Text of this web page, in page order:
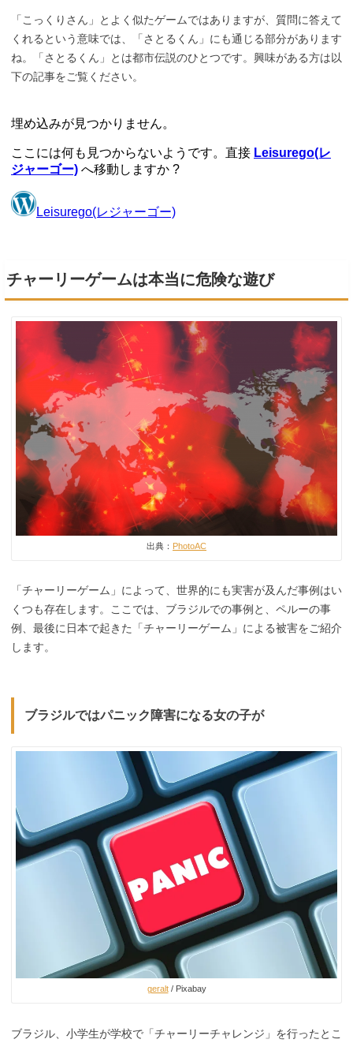
「こっくりさん」とよく似たゲームではありますが、質問に答えて
くれるという意味では、「さとるくん」にも通じる部分があります
ね。「さとるくん」とは都市伝説のひとつです。興味がある方は以
下の記事をご覧ください。
チャーリーゲームは本当に危険な遊び
出典： PhotoAC
「チャーリーゲーム」によって、世界的にも実害が及んだ事例はい
くつも存在します。ここでは、ブラジルでの事例と、ペルーの事
例、最後に日本で起きた「チャーリーゲーム」による被害をご紹介
します。
ブラジルではパニック障害になる女の子が
geralt/ Pixabay
ブラジル、小学生が学校で「チャーリーチャレンジ」を行ったとこ